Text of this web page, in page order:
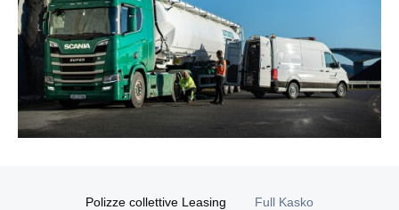
Polizze collettive Leasing Full Kasko